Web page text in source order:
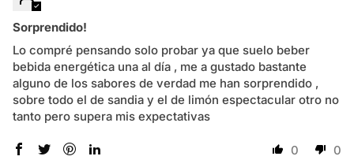
Sorprendido!
Lo compré pensando solo probar ya que suelo beber
bebida energética una al día , me a gustado bastante
alguno de los sabores de verdad me han sorprendido ,
sobre todo el de sandia y el de limón espectacular otro no
tanto pero supera mis expectativas
0 0